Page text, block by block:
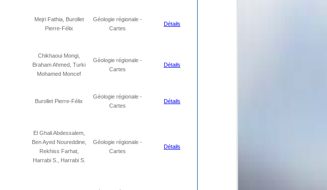
Mejri Fathia, Burollet
Pierre-Félix
Géologie régionale -
Cartes
Détails
Chikhaoui Mongi,
Braham Ahmed, Turki
Mohamed Moncef
Géologie régionale -
Cartes
Détails
Burollet Pierre-Félix
Géologie régionale -
Cartes
Détails
El Ghali Abdessalem,
Ben Ayed Noureddine,
Rekhiss Farhat,
Harrabi S., Harrabi S.
Géologie régionale -
Cartes
Détails